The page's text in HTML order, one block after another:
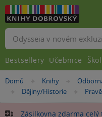
Nacházíte
Domů »Knihy »
»
Dějiny/Historie »
Zásilkovna zdarma celý
Vyhledávání
Bestsellery Učebnice